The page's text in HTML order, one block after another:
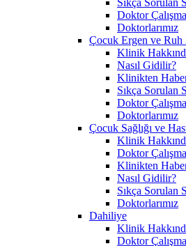
Doktor
Doktorlarımız
Çocuk Ergen ve Ruh
Klinik
Nasıl Gidilir?
Klinikten
Sıkça Sorulan
Doktor
Doktorlarımız
Çocuk Sağlığı ve
Klinik
Doktor
Klinikten
Nasıl Gidilir?
Sıkça Sorulan
Doktorlarımız
Dahiliye
Klinik
Doktor